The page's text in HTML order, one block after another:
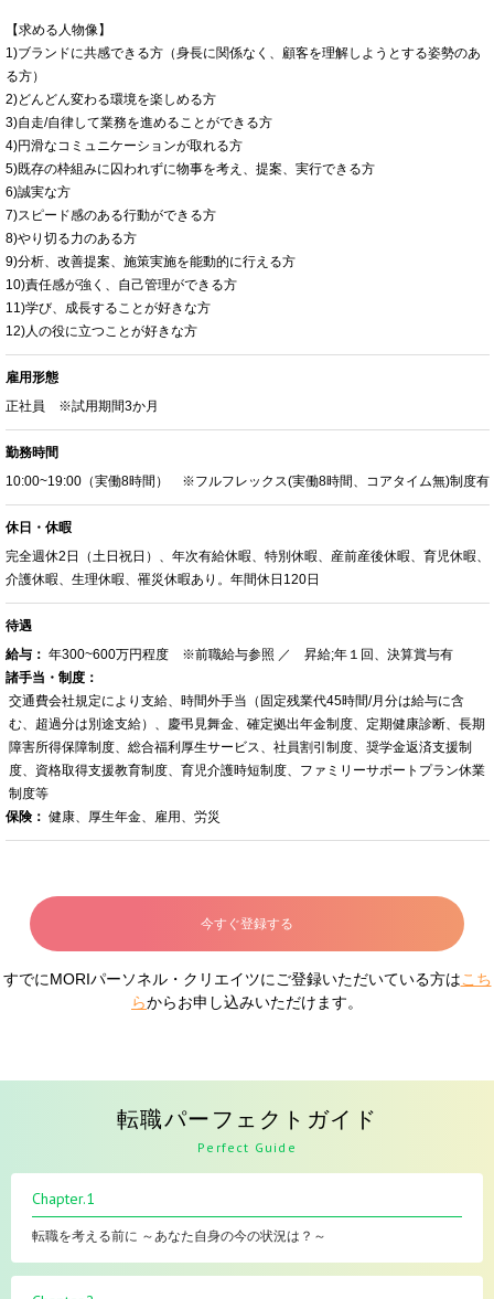
【求める人物像】
1)ブランドに共感できる方（身長に関係なく、顧客を理解しようとする姿勢のあ
る方）
2)どんどん変わる環境を楽しめる方
3)自走/自律して業務を進めることができる方
4)円滑なコミュニケーションが取れる方
5)既存の枠組みに囚われずに物事を考え、提案、実行できる方
6)誠実な方
7)スピード感のある行動ができる方
8)やり切る力のある方
9)分析、改善提案、施策実施を能動的に行える方
10)責任感が強く、自己管理ができる方
11)学び、成長することが好きな方
12)人の役に立つことが好きな方
雇用形態
正社員 ※試用期間3か月
勤務時間
10:00~19:00（実働8時間） ※フルフレックス(実働8時間、コアタイム無)制度有
休日・休暇
完全週休2日（土日祝日）、年次有給休暇、特別休暇、産前産後休暇、育児休暇、
介護休暇、生理休暇、罹災休暇あり。年間休日120日
待遇
給与： 年300~600万円程度 ※前職給与参照 ／ 昇給;年１回、決算賞与有
諸手当・制度：
交通費会社規定により支給、時間外手当（固定残業代45時間/月分は給与に含
む、超過分は別途支給）、慶弔見舞金、確定拠出年金制度、定期健康診断、長期
障害所得保障制度、総合福利厚生サービス、社員割引制度、奨学金返済支援制
度、資格取得支援教育制度、育児介護時短制度、ファミリーサポートプラン休業
制度等
保険： 健康、厚生年金、雇用、労災
今すぐ登録する
すでにMORIパーソネル・クリエイツにご登録いただいている方はこち
らからお申し込みいただけます。
転職パーフェクトガイド
Perfect Guide
Chapter.1
転職を考える前に ～あなた自身の今の状況は？～